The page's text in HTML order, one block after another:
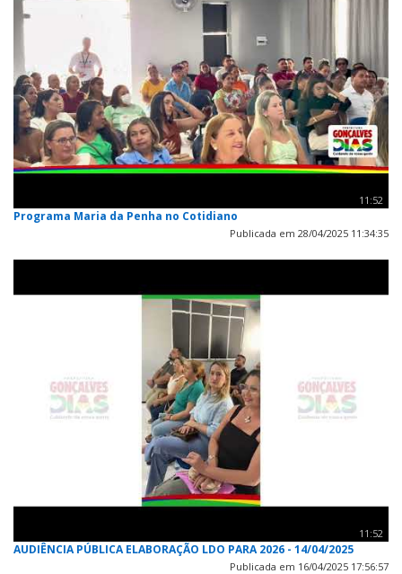
11:52
Programa Maria da Penha no Cotidiano
Publicada em 28/04/2025 11:34:35
11:52
AUDIÊNCIA PÚBLICA ELABORAÇÃO LDO PARA 2026 - 14/04/2025
Publicada em 16/04/2025 17:56:57